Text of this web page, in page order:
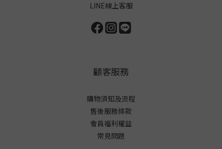
LINE線上客服
顧客服務
購物須知及流程
售後服務條款
會員福利權益
常見問題